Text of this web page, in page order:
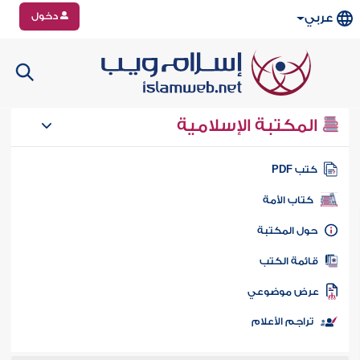
عربي دخول
المكتبة الإسلامية
كتب PDF
كتاب الأمة
المكتبة
الكتب
موضوعي